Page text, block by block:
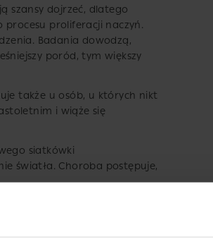
szansy dojrzeć, dlatego
procesu proliferacji naczyń.
Badania dowodzą,
poród, tym większy
także u osób, u których nikt
i wiąże się
siatkówki
światła. Choroba postępuje,